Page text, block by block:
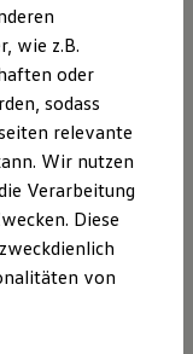
gemäß §27a
wie z.B.
oder
sodass
relevante
Wir nutzen
Verarbeitung
Diese
von